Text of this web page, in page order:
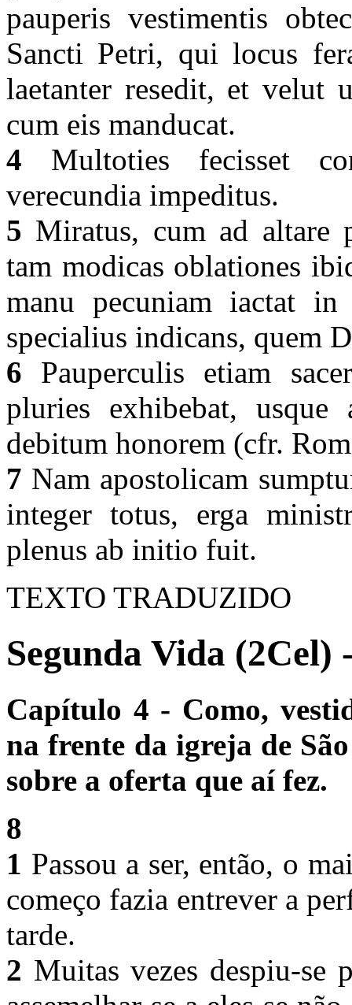
pauperis vestimentis
Sancti Petri, qui locus
laetanter resedit, et velut
cum eis manducat.
4 Multoties fecisset
verecundia impeditus.
5 Miratus, cum ad altare
tam modicas oblationes
manu pecuniam iactat
specialius indicans, quem
6 Pauperculis etiam
pluries exhibebat,
debitum honorem (cfr.
7 Nam apostolicam
integer totus, erga
plenus ab initio fuit.
TEXTO TRADUZIDO
Segunda Vida (2Cel)
Capítulo 4 - Como,
na frente da igreja de
sobre a oferta que aí fez.
8
1 Passou a ser, então, o
começo fazia entrever a
tarde.
2 Muitas vezes despiu-se